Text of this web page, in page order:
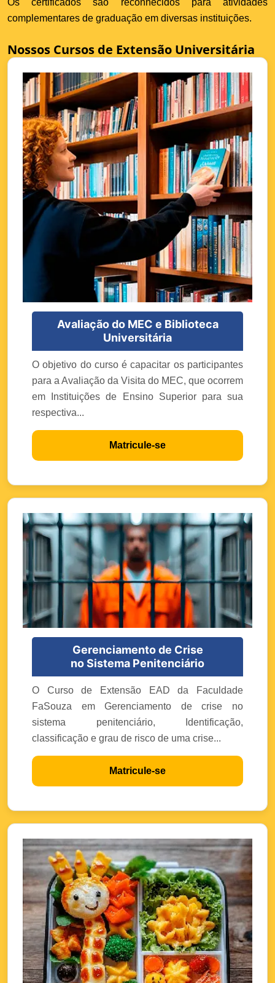
Os certificados são reconhecidos para atividades
complementares de graduação em diversas instituições.
Nossos Cursos de Extensão Universitária
Avaliação do MEC e Biblioteca
Universitária
O objetivo do curso é capacitar os participantes
para a Avaliação da Visita do MEC, que ocorrem
em Instituições de Ensino Superior para sua
respectiva...
Matricule-se
Gerenciamento de Crise
no Sistema Penitenciário
O Curso de Extensão EAD da Faculdade
FaSouza em Gerenciamento de crise no
sistema penitenciário, Identificação,
classificação e grau de risco de uma crise...
Matricule-se